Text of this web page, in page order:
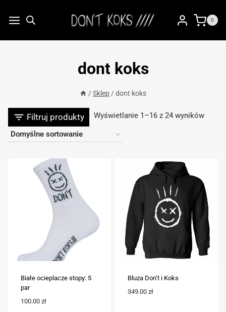
do
0
dont koks
/Sklep/dont koks
Filtruj produkty Wyświetlanie 1–16 z 24 wyników
Białe ocieplacze stopy: 5
par
100.00 zł
Bluza Don’t i Koks
349.00 zł